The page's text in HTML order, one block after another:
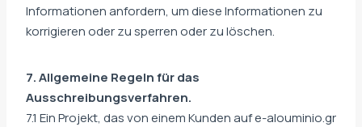
Informationen anfordern, um diese Informationen zu
korrigieren oder zu sperren oder zu löschen.
7. Allgemeine Regeln für das
Ausschreibungsverfahren.
7.1 Ein Projekt, das von einem Kunden auf e-alouminio.gr